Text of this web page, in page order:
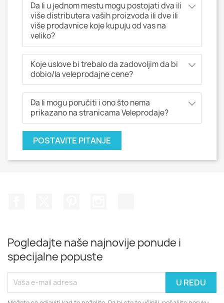
Da li u jednom mestu mogu postojati dva ili
više distributera vaših proizvoda ili dve ili
više prodavnice koje kupuju od vas na
veliko?
Koje uslove bi trebalo da zadovoljim da bi
dobio/la veleprodajne cene?
Da li mogu poručiti i ono što nema
prikazano na stranicama Veleprodaje?
POSTAVITE PITANJE
Pogledajte naše najnovije ponude i
specijalne popuste